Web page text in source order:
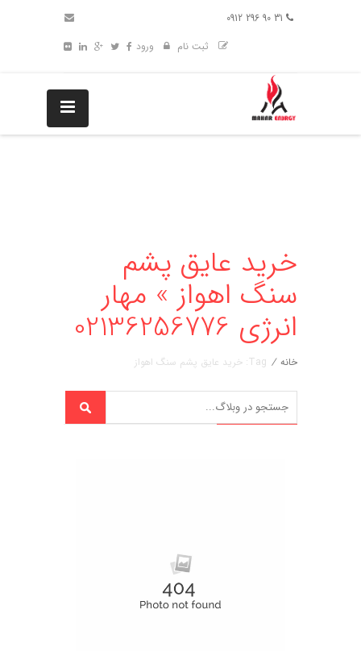
ثبت نام
ورود
خرید عایق پشم
سنگ اهواز » مهار
انرژی 02136256776
خانه / Tag: خرید عایق پشم سنگ اهواز